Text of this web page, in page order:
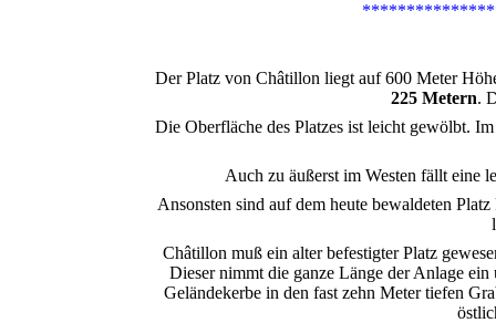
Der Platz von Châtillon liegt auf600 Meter
225 Metern.
Die Oberfläche des Platzes ist leicht gewölbt.
Auch zu äußerst im Westen fällt eine
Ansonsten sind auf dem heute bewaldeten
Châtillon muß ein alter befestigter Platz
Dieser nimmt die ganze Länge der Anlage
Geländekerbe in den fast zehn Meter tiefen